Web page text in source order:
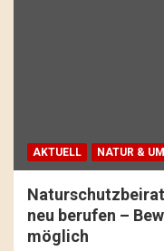
AKTUELL NATUR &
neu berufen –
möglich